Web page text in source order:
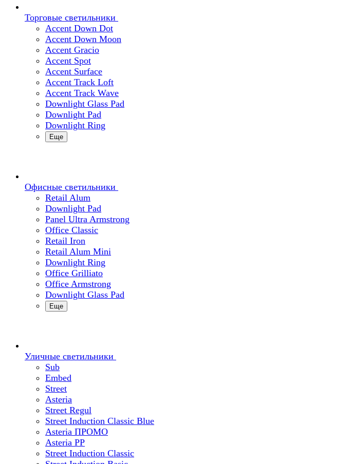
Торговые светильники
Accent Down Dot
Accent Down Moon
Accent Gracio
Accent Spot
Accent Surface
Accent Track Loft
Accent Track Wave
Downlight Glass Pad
Downlight Pad
Downlight Ring
Еще
Офисные светильники
Retail Alum
Downlight Pad
Panel Ultra Armstrong
Office Classic
Retail Iron
Retail Alum Mini
Downlight Ring
Office Grilliato
Office Armstrong
Downlight Glass Pad
Еще
Уличные светильники
Sub
Embed
Street
Asteria
Street Regul
Street Induction Classic Blue
Asteria ПРОМО
Asteria PP
Street Induction Classic